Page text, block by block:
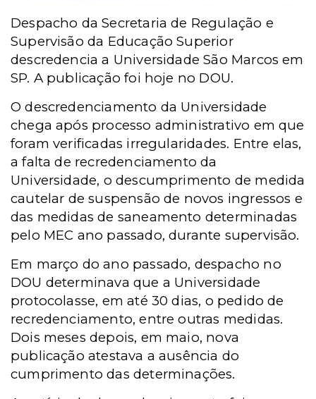
Despacho da Secretaria de Regulação e
Supervisão da Educação Superior
descredencia a Universidade São Marcos em
SP. A publicação foi hoje no DOU.
O descredenciamento da Universidade
chega após processo administrativo em que
foram verificadas irregularidades. Entre elas,
a falta de recredenciamento da
Universidade, o descumprimento de medida
cautelar de suspensão de novos ingressos e
das medidas de saneamento determinadas
pelo MEC ano passado, durante supervisão.
Em março do ano passado, despacho no
DOU determinava que a Universidade
protocolasse, em até 30 dias, o pedido de
recredenciamento, entre outras medidas.
Dois meses depois, em maio, nova
publicação atestava a ausência do
cumprimento das determinações.